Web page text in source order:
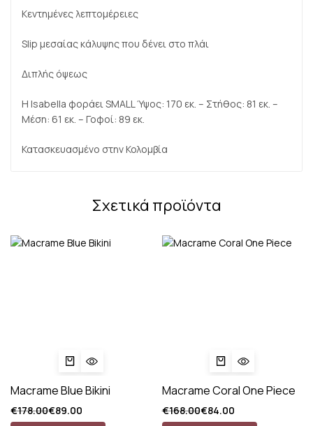
Κεντημένες λεπτομέρειες
Slip μεσαίας κάλυψης που δένει στο πλάι
Διπλής όψεως
Η Isabella φοράει SMALL Ύψος: 170 εκ. – Στήθος: 81 εκ. –
Μέση: 61 εκ. – Γοφοί: 89 εκ.
Κατασκευασμένο στην Κολομβία
Σχετικά προϊόντα
Macrame Blue Bikini
€178.00€89.00
Macrame Coral One Piece
€168.00€84.00